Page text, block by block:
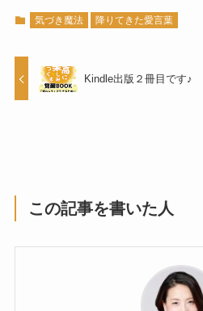
気づき魔法 降りてきた愛言葉
Kindle出版２冊目です♪
この記事を書いた人